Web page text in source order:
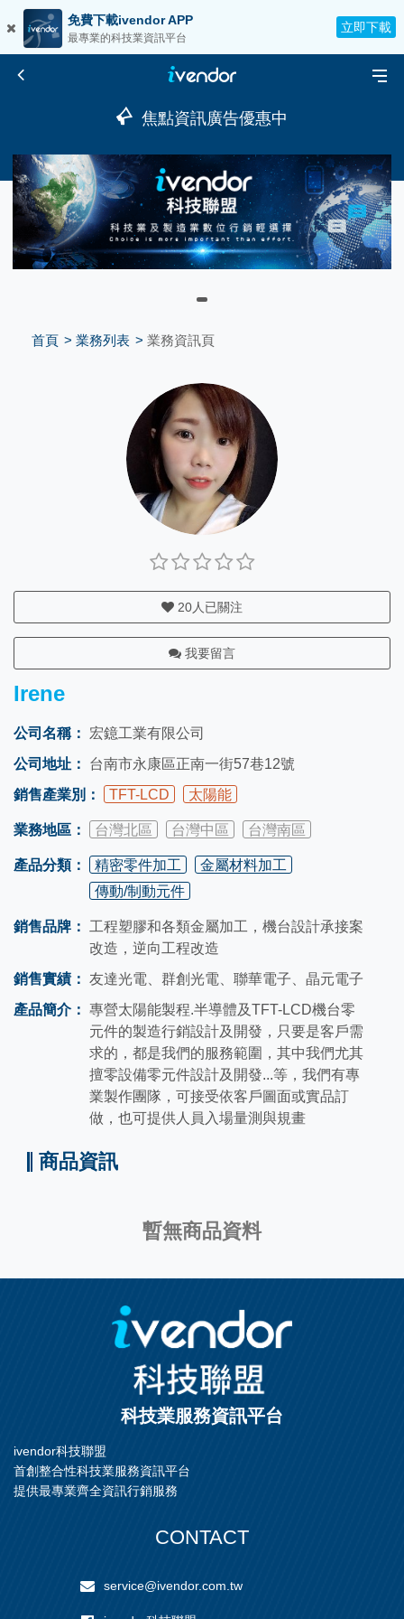
免費下載ivendor APP
最專業的科技業資訊平台
立即下載
焦點資訊廣告優惠中
首頁 業務列表 業務資訊頁
20人已關注
我要留言
Irene
公司名稱：
宏鐿工業有限公司
公司地址：
台南市永康區正南一街57巷12號
銷售產業別：
TFT-LCD 太陽能
業務地區： 台灣北區 台灣中區 台灣南區
產品分類： 精密零件加工
金屬材料加工
傳動/制動元件
銷售品牌：
工程塑膠和各類金屬加工，機台設計承接案
改造，逆向工程改造
銷售實績： 友達光電、群創光電、聯華電子、晶元電子
產品簡介： 專營太陽能製程.半導體及TFT-LCD機台零
元件的製造行銷設計及開發，只要是客戶需
求的，都是我們的服務範圍，其中我們尤其
擅零設備零元件設計及開發...等，我們有專
業製作團隊，可接受依客戶圖面或實品訂
做，也可提供人員入場量測與規畫
商品資訊
暫無商品資料
科技業服務資訊平台
ivendor科技聯盟
首創整合性科技業服務資訊平台
提供最專業齊全資訊行銷服務
CONTACT
service@ivendor.com.tw